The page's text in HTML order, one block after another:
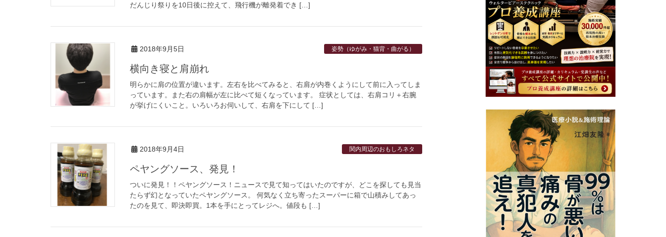
だんじり祭りを10日後に控えて、飛行機が離発着でき […]
2018年9月5日 姿勢（ゆがみ・猫背・曲がる）
横向き寝と肩崩れ
明らかに肩の位置が違います。左右を比べてみると、右肩が内巻くようにして前に入ってしま
っています。また右の肩幅が左に比べて短くなっています。 症状としては、右肩コリ＋右腕
が挙げにくいこと。いろいろお伺いして、右肩を下にして […]
2018年9月4日 関内周辺のおもしろネタ
ペヤングソース、発見！
ついに発見！！ペヤングソース！ニュースで見て知ってはいたのですが、どこを探しても見当
たらず幻となっていたペヤングソース。 何気なく立ち寄ったスーパーに箱で山積みしてあっ
たのを見て、即決即買。1本を手にとってレジへ。値段も […]